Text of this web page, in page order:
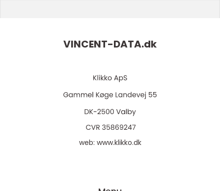
VINCENT-DATA.dk
web: www.klikko.dk